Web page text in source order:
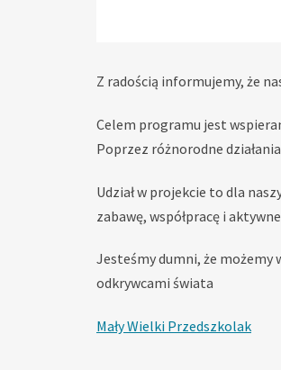
Z radością informujemy, że
Celem programu jest
Poprzez różnorodne
Udział w projekcie to dla
zabawę, współpracę i
Jesteśmy dumni, że możemy
odkrywcami świata
Mały Wielki Przedszkolak